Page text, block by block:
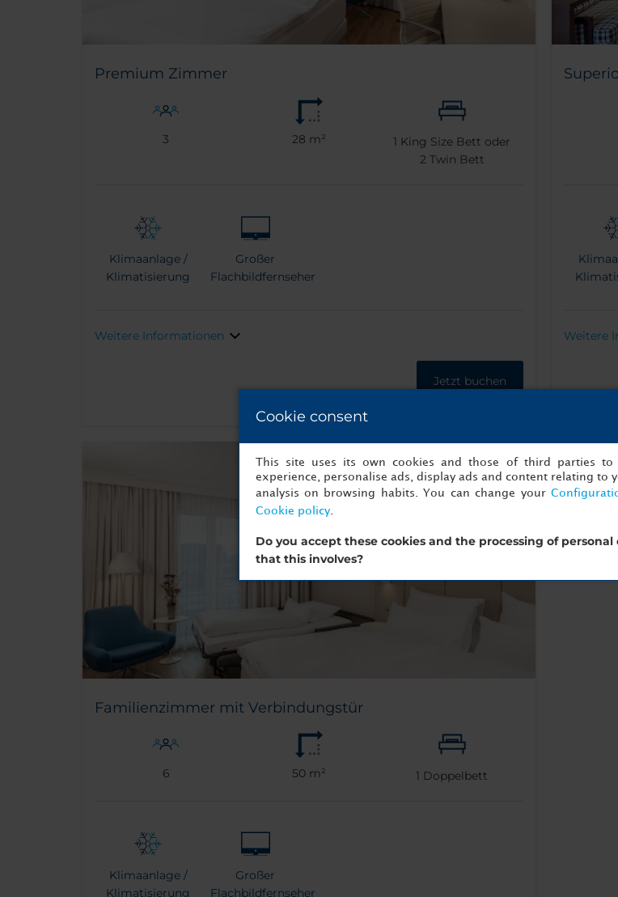
Premium Zimmer
3 28 m² 1 King Size Bett oder
2 Twin Bett
Klimaanlage /
Klimatisierung
Großer
Flachbildfernseher
Weitere Informationen
Jetzt buchen
Weitere
Familienzimmer mit Verbindungstür
6 50 m² 1 Doppelbett
Klimaanlage /
Klimatisierung
Großer
Flachbildfernseher
Cookie consent
This site uses its own cookies and those of third parties to
experience, personalise ads, display ads and content relating to
analysis on browsing habits. You can change your
Cookie policy.
Do you accept these cookies and the processing of personal
that this involves?